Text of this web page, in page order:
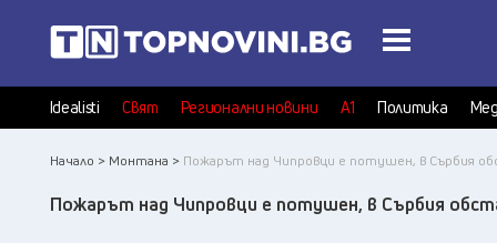
Idealisti Свят Регионални новини А1 Политика
Начало > Монтана > Пожарът над Чипровци е потушен, в Сърбия
Пожарът над Чипровци е потушен, в Сърбия